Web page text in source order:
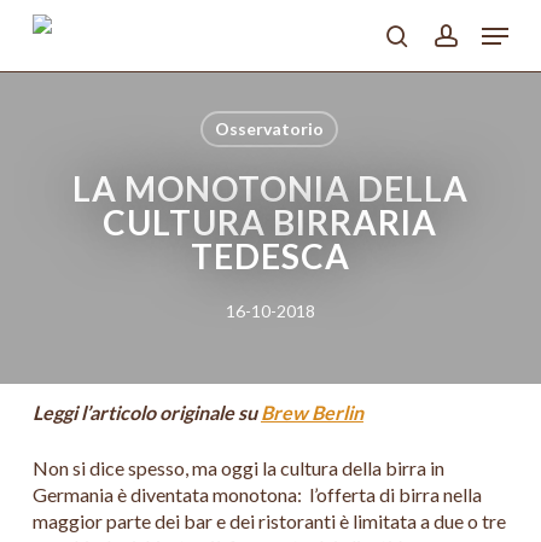
Skip
searchaccount
Menu
Osservatorio
LA MONOTONIA DELLA
CULTURA BIRRARIA
TEDESCA
16-10-2018
Leggi l’articolo originale suBrew Berlin
Non si dice spesso, ma oggi la cultura della birra in
Germania è diventata monotona: l’offerta di birra nella
maggior parte dei bar e dei ristoranti è limitata a due o tre
Close